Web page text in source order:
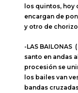
los quintos, hoy
encargan de
y otro de
-LAS BAILONAS
santo en andas
procesión se
los bailes van
bandas